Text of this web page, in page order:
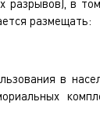
разрывов), в
размещать:
в